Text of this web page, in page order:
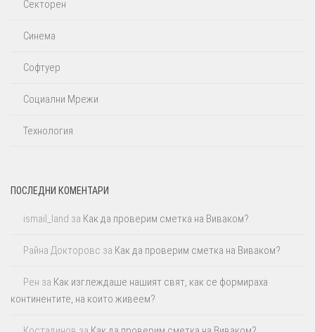
Секторен
Синема
Софтуер
Социални Мрежи
Технология
ПОСЛЕДНИ КОМЕНТАРИ
ismail_land за Как да проверим сметка на Виваком?
Райна Докторовс за Как да проверим сметка на Виваком?
Рен за Как изглеждаше нашият свят, как се формираха
континентите, на които живеем?